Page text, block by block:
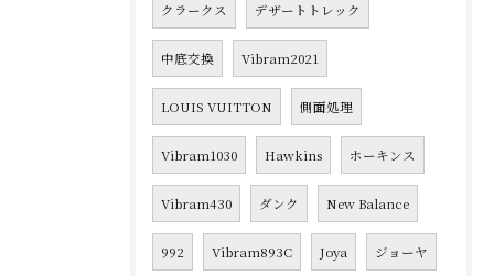
クラークス デザートトレック
中底交換 Vibram2021
LOUIS VUITTON 側面処理
Vibram1030 Hawkins ホーキンス
Vibram430 ダンク New Balance
992 Vibram893C Joya ジョーヤ